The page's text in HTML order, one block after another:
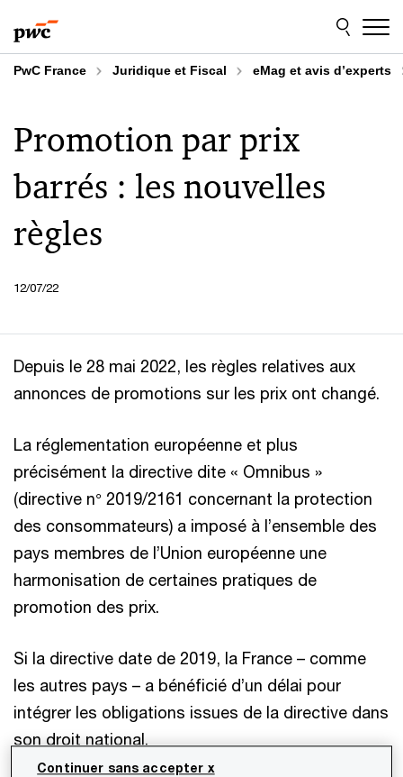
au
contenu
au
pied
dePwC France Juridique et Fiscal eMag et avis d’experts
Promotion par prix
barrés : les nouvelles
règles
12/07/22
Depuis le 28 mai 2022, les règles relatives aux
annonces de promotions sur les prix ont changé.
La réglementation européenne et plus
précisément la directive dite « Omnibus »
(directive n° 2019/2161 concernant la protection
des consommateurs) a imposé à l’ensemble des
pays membres de l’Union européenne une
harmonisation de certaines pratiques de
promotion des prix.
Si la directive date de 2019, la France – comme
les autres pays – a bénéficié d’un délai pour
intégrer les obligations issues de la directive dans
son droit national.
Continuer sans accepter x